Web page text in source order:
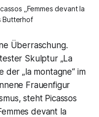
„Femmes devant la
Butterhof
Überraschung.
Skulptur „La
der „la montagne“ im
Frauenfigur
steht Picassos
devant la